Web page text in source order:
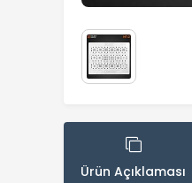
Ürün Açıklaması